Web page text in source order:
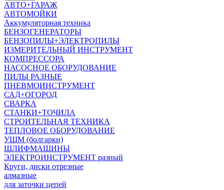
АВТО+ГАРАЖ
АВТОМОЙКИ
Аккумуляторная техника
БЕНЗОГЕНЕРАТОРЫ
БЕНЗОПИЛЫ+ЭЛЕКТРОПИЛЫ
ИЗМЕРИТЕЛЬНЫЙ ИНСТРУМЕНТ
КОМПРЕССОРА
НАСОСНОЕ ОБОРУДОВАНИЕ
ПИЛЫ РАЗНЫЕ
ПНЕВМОИНСТРУМЕНТ
САД+ОГОРОД
СВАРКА
СТАНКИ+ТОЧИЛА
СТРОИТЕЛЬНАЯ ТЕХНИКА
ТЕПЛОВОЕ ОБОРУДОВАНИЕ
УШМ (болгарки)
ШЛИФМАШИНЫ
ЭЛЕКТРОИНСТРУМЕНТ разный
Круги, диски отрезные
алмазные
для заточки цепей